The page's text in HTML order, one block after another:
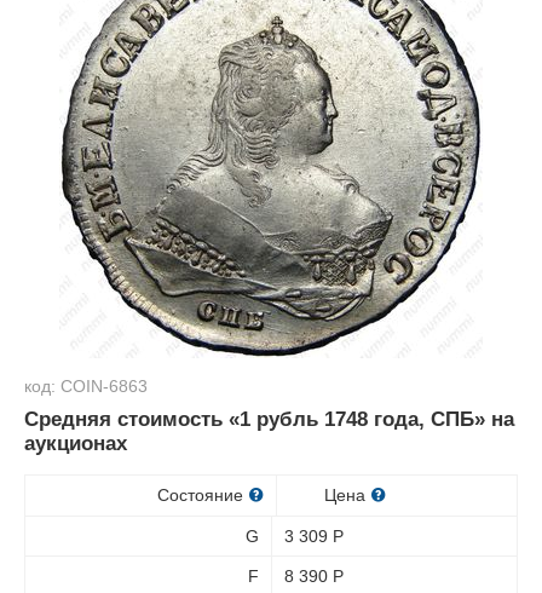
код: COIN-6863
Средняя стоимость «1 рубль 1748 года, СПБ» на
аукционах
Состояние Цена
G 3 309 Р
F 8 390 Р